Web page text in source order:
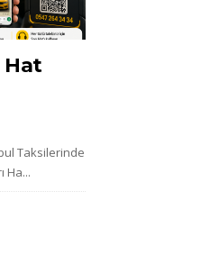
Hat
Taksilerinde
Ha...